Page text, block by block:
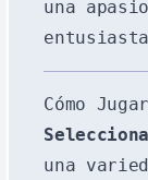
una
Cómo
una